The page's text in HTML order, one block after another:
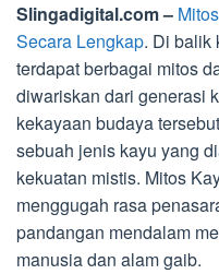
Slingadigital.com –
Secara Lengkap. Di balik
terdapat berbagai mitos
diwariskan dari generasi
kekayaan budaya
sebuah jenis kayu yang
kekuatan mistis. Mitos
menggugah rasa
pandangan mendalam
manusia dan alam gaib.